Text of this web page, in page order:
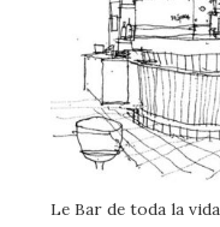
Le Bar de toda la vida